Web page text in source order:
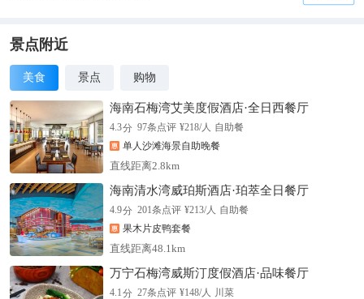
景点附近
美食 景点 购物
海南石梅湾艾美度假酒店·全日西餐厅
4.3分 97条点评 ¥218/人 自助餐
单人沙滩海景自助晚餐
直线距离2.8km
海南清水湾威珀斯酒店·珀萃全日餐厅
4.9分 201条点评 ¥213/人 自助餐
果木片皮鸭套餐
直线距离48.1km
万宁石梅湾威斯汀度假酒店·品味餐厅
4.1分 27条点评 ¥148/人 川菜